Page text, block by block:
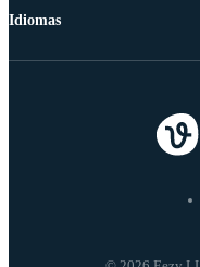
Idiomas